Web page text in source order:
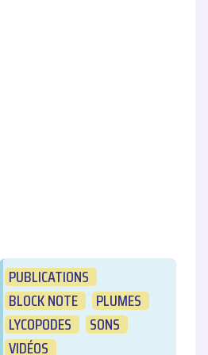
PUBLICATIONS
BLOCK NOTE
PLUMES
LYCOPODES
SONS
VIDÉOS